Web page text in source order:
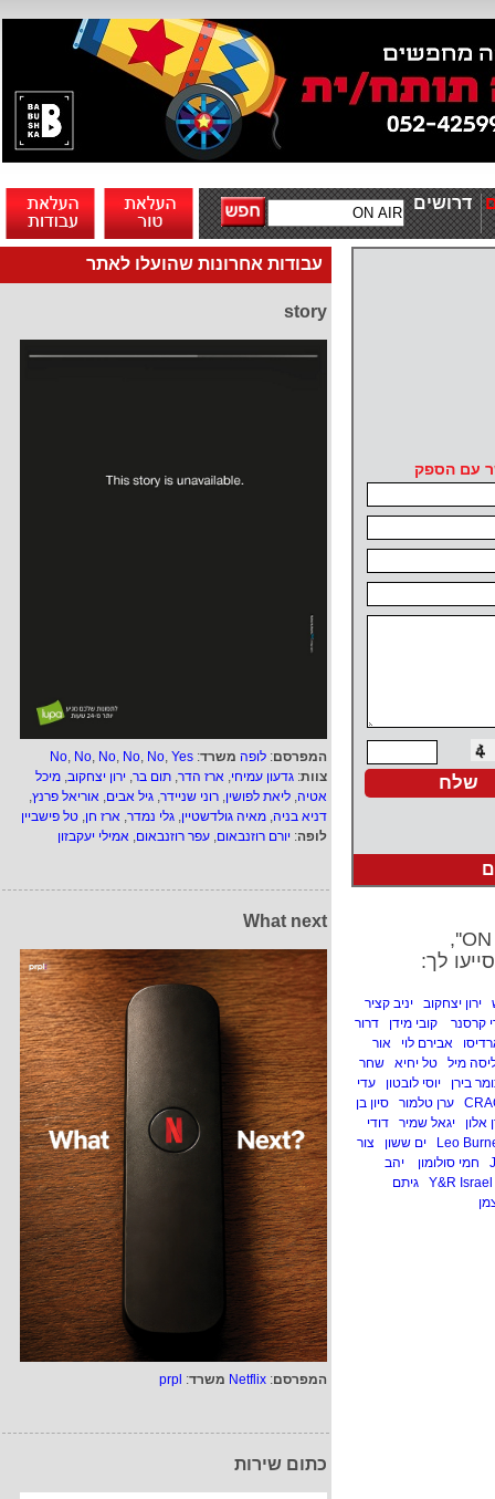
דרושים
עבודות אחרונות שהועלו לאתר
story
המפרסם: לופה משרד:
No, No, No, No, No, Yes
צוות: גדעון עמיחי, ארז הדר, תום בר, ירון יצחקוב, מיכל
אטיה, ליאת לפושין, רוני שניידר, גיל אבים, אוריאל פרנץ,
דניא בניה, מאיה גולדשטיין, גלי נמדר, ארז חן, טל פישביין
לופה: יורם רוזנבאום, עפר רוזנבאום, אמילי יעקבזון
What next
המפרסם:
Netflix משרד:
prpl
כתום שירות
עם הספק
לך:
ירון יצחקוב
יניב קציר
קרסנר
קובי מידן
דרור
אבירם לוי
אור
מיל
טל יחיא
שחר
בירן
יוסי לובטון
עדי
ערן טלמור
סיון בן
אלון
יגאל שמיר
דודי
ים ששון
צור
חמי סולומון
יהב
Y&R Israel
גיתם